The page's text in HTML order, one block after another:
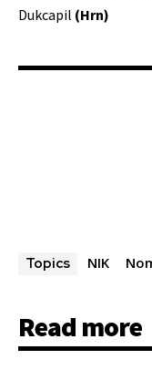
Dukcapil (Hrn)
Topics NIK
Read more